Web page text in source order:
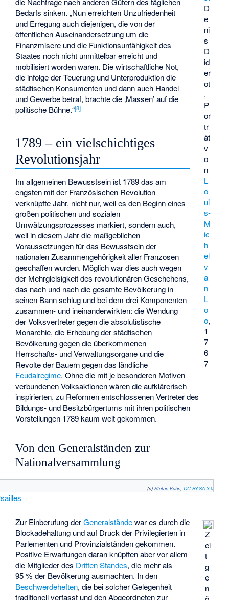
D
e
ni
s
D
id
er
ot
,
P
or
tr
ät
v
o
n
L
o
ui
s-
M
ic
h
el
v
a
n
L
o
o,
1
7
6
7
Bedarfs sinken. „Nun erreichten Unzufriedenheit
und Erregung auch diejenigen, die von der
öffentlichen Auseinandersetzung um die
Finanzmisere und die Funktionsunfähigkeit des
Staates noch nicht unmittelbar erreicht und
mobilisiert worden waren. Die wirtschaftliche Not,
die infolge der Teuerung und Unterproduktion die
städtischen Konsumenten und dann auch Handel
und Gewerbe betraf, brachte die ‚Massen’ auf die
politische Bühne.“[8]
1789 – ein vielschichtiges
Revolutionsjahr
Im allgemeinen Bewusstsein ist 1789 das am
engsten mit der Französischen Revolution
verknüpfte Jahr, nicht nur, weil es den Beginn eines
großen politischen und sozialen
Umwälzungsprozesses markiert, sondern auch,
weil in diesem Jahr die maßgeblichen
Voraussetzungen für das Bewusstsein der
nationalen Zusammengehörigkeit aller Franzosen
geschaffen wurden. Möglich war dies auch wegen
der Mehrgleisigkeit des revolutionären Geschehens,
das nach und nach die gesamte Bevölkerung in
seinen Bann schlug und bei dem drei Komponenten
zusammen- und ineinanderwirkten: die Wendung
der Volksvertreter gegen die absolutistische
Monarchie, die Erhebung der städtischen
Bevölkerung gegen die überkommenen
Herrschafts- und Verwaltungsorgane und die
Revolte der Bauern gegen das ländliche
Feudalregime. Ohne die mit je besonderen Motiven
verbundenen Volksaktionen wären die aufklärerisch
inspirierten, zu Reformen entschlossenen Vertreter des
Bildungs- und Besitzbürgertums mit ihren politischen
Vorstellungen 1789 kaum weit gekommen.
Von den Generalständen zur
Nationalversammlung
(c) Stefan Kühn, CC BY-SA 3.0
Z
ei
t
g
e
n
Zur Einberufung derGeneralständewar es durch die
Blockadehaltung und auf Druck der Privilegierten in
Parlementen und Provinzialständen gekommen.
Positive Erwartungen daran knüpften aber vor allem
die Mitglieder des Dritten Standes, die mehr als
95 % der Bevölkerung ausmachten. In den
Beschwerdeheften, die bei solcher Gelegenheit
traditionell verfasst und den Abgeordneten zur